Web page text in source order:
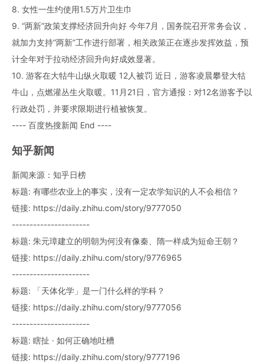
8. 女性一生约使用1.5万片卫生巾
9. “两新”政策支撑经济回升向好 今年7月，国务院召开常务会议，
就加力支持“两新”工作进行部署，相关政策正在逐步发挥效益，预
计全年对于拉动经济回升向好成效显著。
10. 游客在大牯牛山纵火取暖 12人被罚 近日，游客凌晨攀登大牯
牛山，点燃灌丛生火取暖。11月21日，官方通报：对12名游客予以
行政处罚，并要求限期进行植被恢复。
---- 百度热搜新闻 End ----
知乎新闻
新闻来源：知乎日榜
标题: 有哪些农业上的事实，没有一定农学知识的人不会相信？
链接: https://daily.zhihu.com/story/9777050
----------------------
标题: 朱元璋建立的明朝为何没有像秦、隋一样成为短命王朝？
链接: https://daily.zhihu.com/story/9776965
----------------------
标题: 「天体化学」是一门什么样的学科？
链接: https://daily.zhihu.com/story/9777056
----------------------
标题: 瞎扯 · 如何正确地吐槽
链接: https://daily.zhihu.com/story/9777196